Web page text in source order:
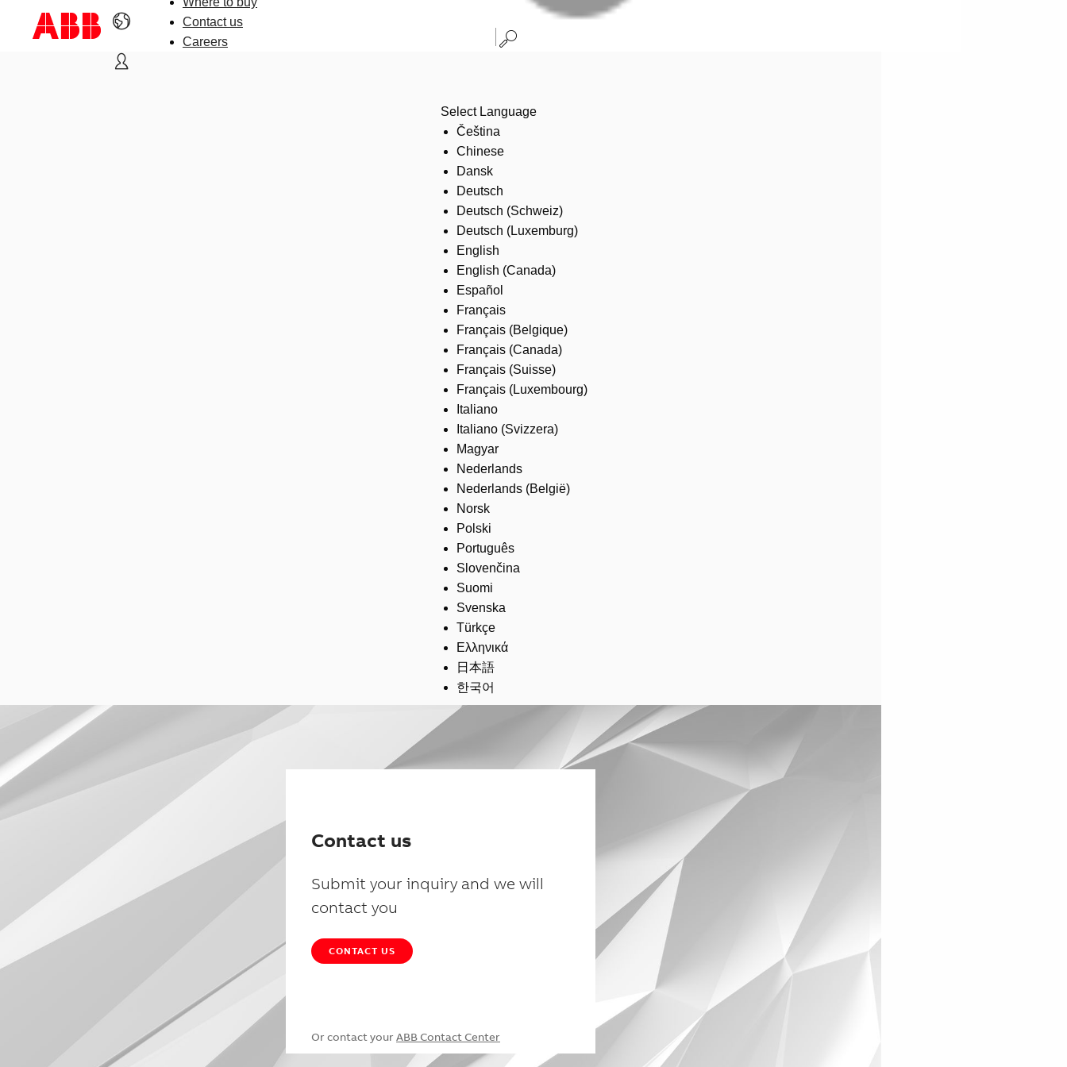
Contact us
Careers
Select Language
Čeština
Chinese
Dansk
Deutsch
Deutsch (Schweiz)
Deutsch (Luxemburg)
English
English (Canada)
Español
Français
Français (Belgique)
Français (Canada)
Français (Suisse)
Français (Luxembourg)
Italiano
Italiano (Svizzera)
Magyar
Nederlands
Nederlands (België)
Norsk
Polski
Português
Slovenčina
Suomi
Svenska
Türkçe
Ελληνικά
日本語
한국어
Contact us
Submit your inquiry and we will
contact you
CONTACT US
Or contact your ABB Contact Center